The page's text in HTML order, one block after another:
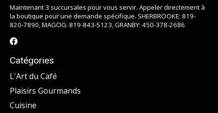
Maintenant 3 succursales pour vous servir. Appeler directement à
la boutique pour une demande spécifique. SHERBROOKE: 819-
820-7890, MAGOG: 819-843-5123, GRANBY: 450-378-2686
Catégories
L'Art du Café
Plaisirs Gourmands
Cuisine